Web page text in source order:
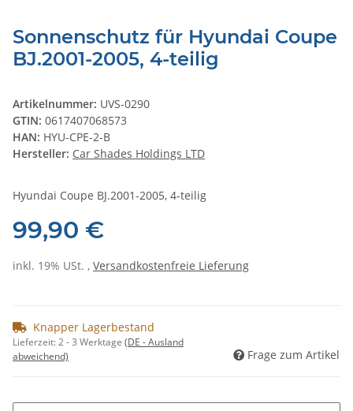
Sonnenschutz für Hyundai Coupe
BJ.2001-2005, 4-teilig
Artikelnummer: UVS-0290
GTIN: 0617407068573
HAN: HYU-CPE-2-B
Hersteller: Car Shades Holdings LTD
Hyundai Coupe BJ.2001-2005, 4-teilig
99,90 €
inkl. 19% USt. , Versandkostenfreie Lieferung
Knapper Lagerbestand
Lieferzeit:2 - 3 Werktage (DE - Ausland
abweichend)
Frage zum Artikel